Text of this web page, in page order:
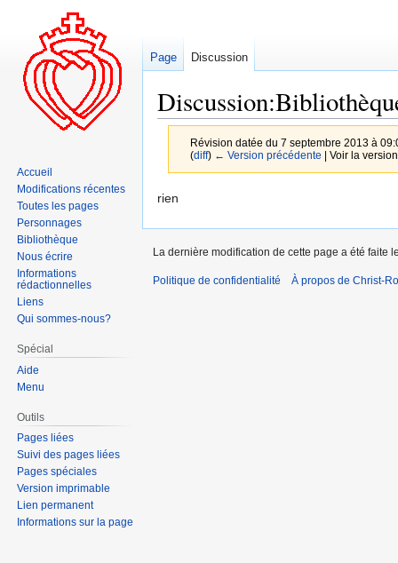
Révision datée du 7 septembre 2013 à
(diff) ← Version précédente | Voir la
Aller
navigation
Aller
recherche
rien
Page Discussion
Accueil
Modifications récentes
Toutes les pages
Personnages
Bibliothèque
Nous écrire
Informations
rédactionnelles
Liens
Qui sommes-nous?
Spécial
Aide
Menu
Outils
Pages liées
Suivi des pages liées
Pages spéciales
Version imprimable
Lien permanent
Informations sur la page
La dernière modification de cette page a été faite
Politique de confidentialité À propos de Christ-